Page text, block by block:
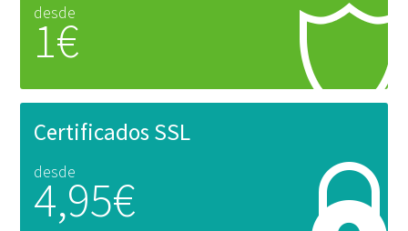
desde
1€
Certificados SSL
desde
4,95€